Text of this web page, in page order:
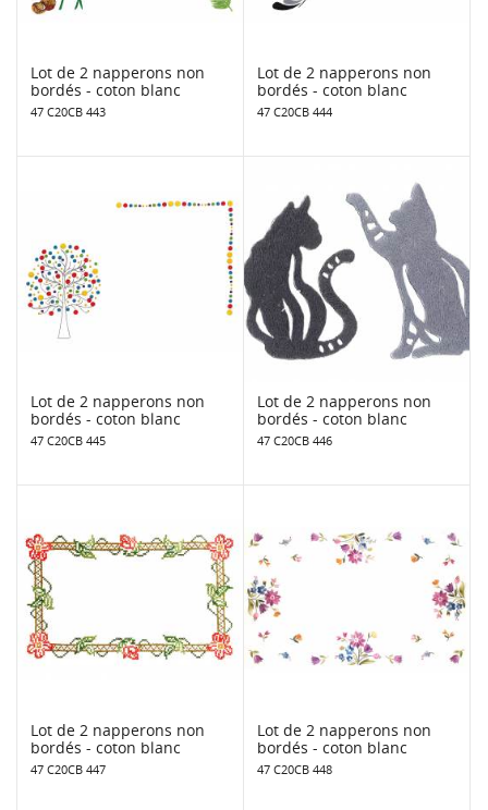
Lot de 2 napperons non
bordés - coton blanc
47 C20CB 443
Lot de 2 napperons non
bordés - coton blanc
47 C20CB 444
Lot de 2 napperons non
bordés - coton blanc
47 C20CB 445
Lot de 2 napperons non
bordés - coton blanc
47 C20CB 446
Lot de 2 napperons non
bordés - coton blanc
47 C20CB 447
Lot de 2 napperons non
bordés - coton blanc
47 C20CB 448